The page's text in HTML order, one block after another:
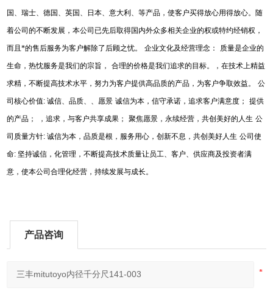
国、瑞士、德国、英国、日本、意大利、等产品，使客户买得放心用得放心。随
着公司的不断发展，本公司已先后取得国内外众多相关企业的权或特约经销权，
而且*的售后服务为客户解除了后顾之忧。 企业文化及经营理念： 质量是企业的
生命，热忱服务是我们的宗旨， 合理的价格是我们追求的目标。，在技术上精益
求精，不断提高技术水平，努力为客户提供高品质的产品，为客户争取效益。 公
司核心价值:诚信、品质、、愿景 诚信为本，信守承诺，追求客户满意度； 提供
的产品； ，追求，与客户共享成果； 聚焦愿景，永续经营，共创美好的人生 公
司质量方针:诚信为本，品质是根，服务用心，创新不息，共创美好人生 公司使
命: 坚持诚信，化管理，不断提高技术质量让员工、客户、供应商及投资者满
意，使本公司合理化经营，持续发展与成长。
产品咨询